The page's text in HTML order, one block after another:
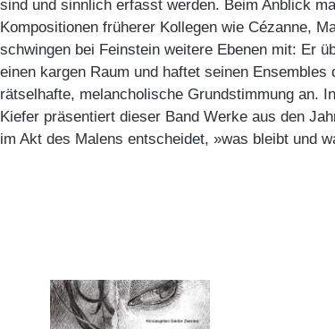
sind und sinnlich erfasst werden. Beim Anblick
Kompositionen früherer Kollegen wie Cézanne,
schwingen bei Feinstein weitere Ebenen mit: Er
einen kargen Raum und haftet seinen
rätselhafte, melancholische Grundstimmung an.
Kiefer präsentiert dieser Band Werke aus den
im Akt des Malens entscheidet, »was bleibt und